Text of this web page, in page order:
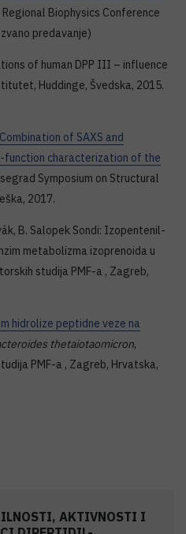
Regional Biophysics Conference
predavanje)
of human DPP III – influence
Huddinge, Švedska, 2015.
Combination of SAXS and
function characterization of the
Symposium on Structural
2017.
B. Salopek Sondi: Izopentenil-
metabolizma izoprenoida u
studija PMF-a , Zagreb,
hidrolize peptidne veze na
thetaiotaomicron,
PMF-a , Zagreb, Hrvatska,
AKTIVNOSTI I